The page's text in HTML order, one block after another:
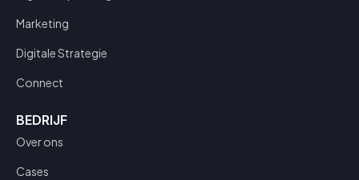
Marketing
Digitale Strategie
Connect
BEDRIJF
Over ons
Cases